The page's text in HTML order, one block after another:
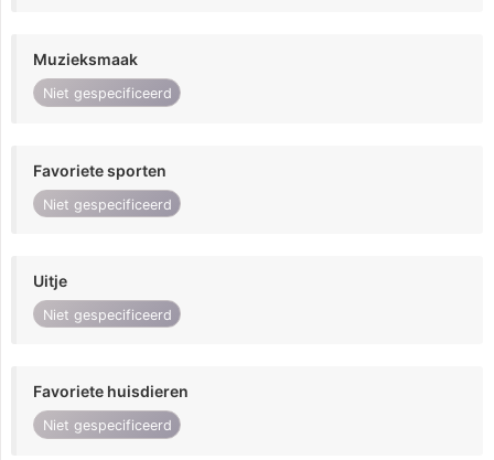
Muzieksmaak
Niet gespecificeerd
Favoriete sporten
Niet gespecificeerd
Uitje
Niet gespecificeerd
Favoriete huisdieren
Niet gespecificeerd